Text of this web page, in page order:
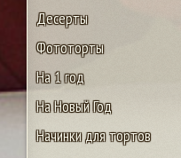
Десерты
Фототорты
На 1 год
На Новый Год
Начинки для тортов